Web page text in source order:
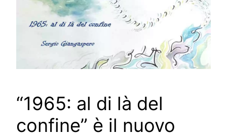
“1965: al di là del
confine” è il nuovo